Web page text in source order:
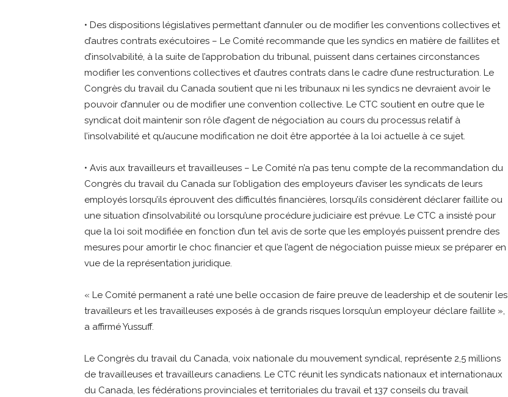
• Des dispositions législatives permettant d’annuler ou de modifier les conventions collectives et
d’autres contrats exécutoires – Le Comité recommande que les syndics en matière de faillites et
d’insolvabilité, à la suite de l’approbation du tribunal, puissent dans certaines circonstances
modifier les conventions collectives et d’autres contrats dans le cadre d’une restructuration. Le
Congrès du travail du Canada soutient que ni les tribunaux ni les syndics ne devraient avoir le
pouvoir d’annuler ou de modifier une convention collective. Le CTC soutient en outre que le
syndicat doit maintenir son rôle d’agent de négociation au cours du processus relatif à
l’insolvabilité et qu’aucune modification ne doit être apportée à la loi actuelle à ce sujet.
• Avis aux travailleurs et travailleuses – Le Comité n’a pas tenu compte de la recommandation du
Congrès du travail du Canada sur l’obligation des employeurs d’aviser les syndicats de leurs
employés lorsqu’ils éprouvent des difficultés financières, lorsqu’ils considèrent déclarer faillite ou
une situation d’insolvabilité ou lorsqu’une procédure judiciaire est prévue. Le CTC a insisté pour
que la loi soit modifiée en fonction d’un tel avis de sorte que les employés puissent prendre des
mesures pour amortir le choc financier et que l’agent de négociation puisse mieux se préparer en
vue de la représentation juridique.
« Le Comité permanent a raté une belle occasion de faire preuve de leadership et de soutenir les
travailleurs et les travailleuses exposés à de grands risques lorsqu’un employeur déclare faillite »,
a affirmé Yussuff.
Le Congrès du travail du Canada, voix nationale du mouvement syndical, représente 2,5 millions
de travailleuses et travailleurs canadiens. Le CTC réunit les syndicats nationaux et internationaux
du Canada, les fédérations provinciales et territoriales du travail et 137 conseils du travail